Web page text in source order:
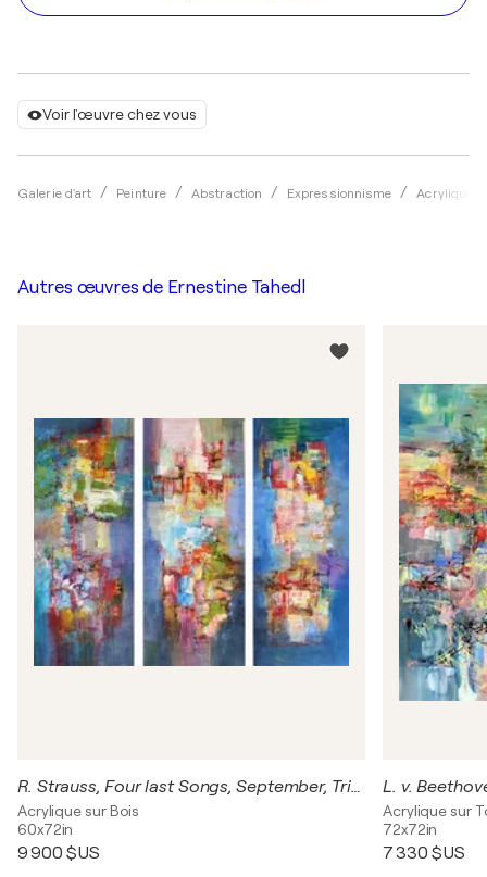
Voir l'œuvre chez vous
Galerie d'art Peinture Abstraction Expressionnisme Acrylique
Autres œuvres de Ernestine Tahedl
R. Strauss, Four last Songs, September, Triptych
Acrylique sur Bois
60x72in
9 900 $US
L. v.
Acrylique sur
72x72in
7 330 $US